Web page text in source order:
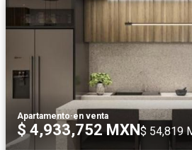
Apartamento·en venta
$ 4,933,752 MXN$ 54,819